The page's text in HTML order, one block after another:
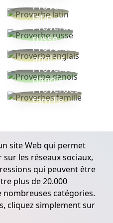
Proverbe
latin
Proverbe
russe
Proverbe
anglais
Proverbe
danois
Proverbes
famille
site Web qui permet
les réseaux sociaux,
qui peuvent être
plus de 20.000
nombreuses catégories.
cliquez simplement sur